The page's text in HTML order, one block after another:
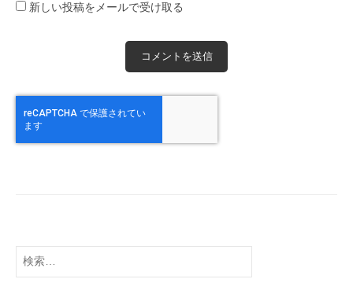
新しい投稿をメールで受け取る
検